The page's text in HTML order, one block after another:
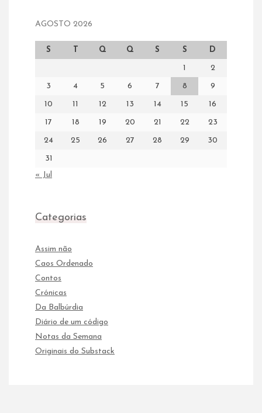
AGOSTO 2026
S T Q Q S S D
1 2
3 4 5 6 7 8 9
10 11 12 13 14 15 16
17 18 19 20 21 22 23
24 25 26 27 28 29 30
31
« Jul
Categorias
Assim não
Caos Ordenado
Contos
Crónicas
Da Balbúrdia
Diário de um código
Notas da Semana
Originais do Substack